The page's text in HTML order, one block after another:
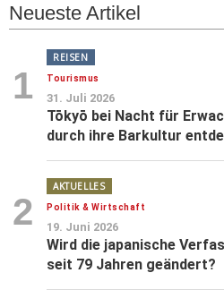
Neueste Artikel
1
REISEN
Tourismus
31. Juli 2026
Tōkyō bei Nacht für
durch ihre Barkultur
2
AKTUELLES
Politik & Wirtschaft
19. Juni 2026
Wird die japanische
seit 79 Jahren geändert?